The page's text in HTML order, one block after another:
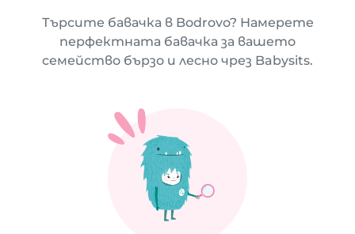
Търсите бавачка в Bodrovo? Намерете
перфектната бавачка за вашето
семейство бързо и лесно чрез Babysits.